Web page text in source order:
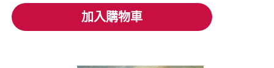
加入購物車
加入購物車